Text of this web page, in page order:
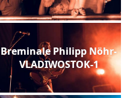
Breminale Philipp Nöhr-
VLADIWOSTOK-1